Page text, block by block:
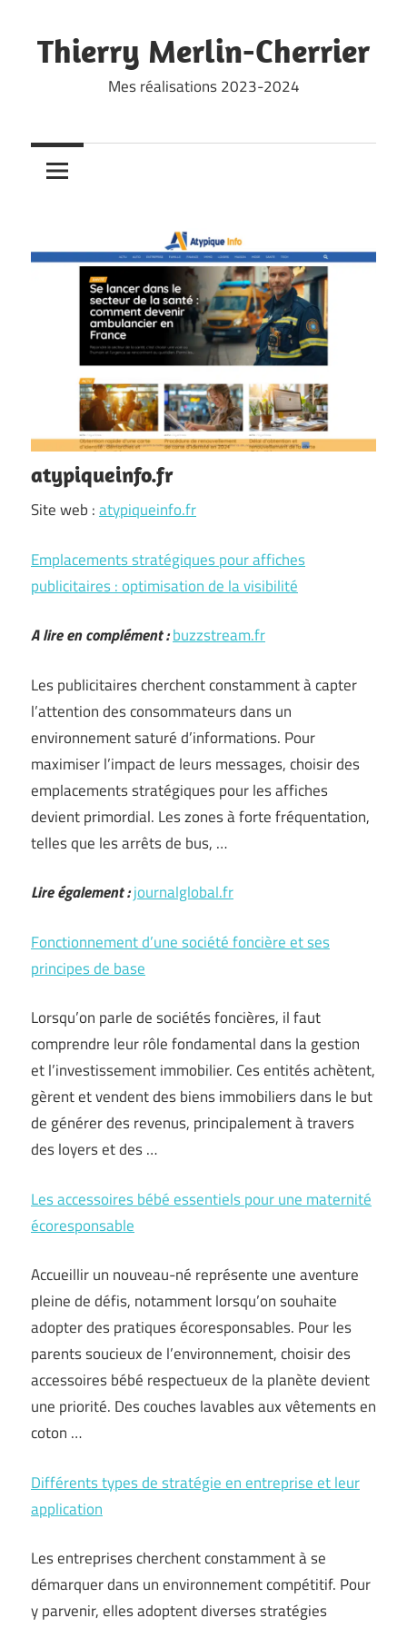
to
content
Thierry Merlin-Cherrier
Mes réalisations 2023-2024
atypiqueinfo.fr
Site web :atypiqueinfo.fr
Emplacements stratégiques pour affiches
publicitaires : optimisation de la visibilité
A lire en complément :buzzstream.fr
Les publicitaires cherchent constamment à capter
l’attention des consommateurs dans un
environnement saturé d’informations. Pour
maximiser l’impact de leurs messages, choisir des
emplacements stratégiques pour les affiches
devient primordial. Les zones à forte fréquentation,
telles que les arrêts de bus, …
Lire également :journalglobal.fr
Fonctionnement d’une société foncière et ses
principes de base
Lorsqu’on parle de sociétés foncières, il faut
comprendre leur rôle fondamental dans la gestion
et l’investissement immobilier. Ces entités achètent,
gèrent et vendent des biens immobiliers dans le but
de générer des revenus, principalement à travers
des loyers et des …
Les accessoires bébé essentiels pour une maternité
écoresponsable
Accueillir un nouveau-né représente une aventure
pleine de défis, notamment lorsqu’on souhaite
adopter des pratiques écoresponsables. Pour les
parents soucieux de l’environnement, choisir des
accessoires bébé respectueux de la planète devient
une priorité. Des couches lavables aux vêtements en
coton …
Différents types de stratégie en entreprise et leur
application
Les entreprises cherchent constamment à se
démarquer dans un environnement compétitif. Pour
y parvenir, elles adoptent diverses stratégies